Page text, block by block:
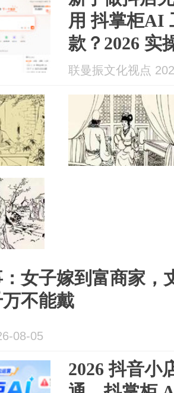
用 抖掌柜AI
款？2026 实
联曼振文化视点
：女子嫁到富商家，
不能戴
08-05
2026 抖音小